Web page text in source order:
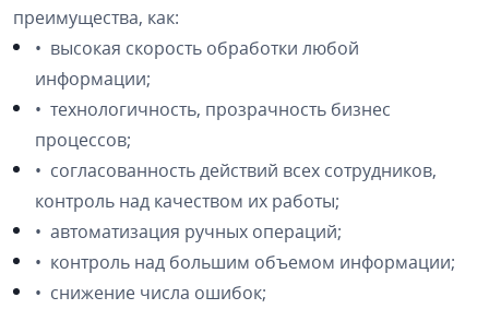
преимущества, как:
• высокая скорость обработки любой
информации;
• технологичность, прозрачность бизнес
процессов;
• согласованность действий всех сотрудников,
контроль над качеством их работы;
• автоматизация ручных операций;
• контроль над большим объемом информации;
• снижение числа ошибок;